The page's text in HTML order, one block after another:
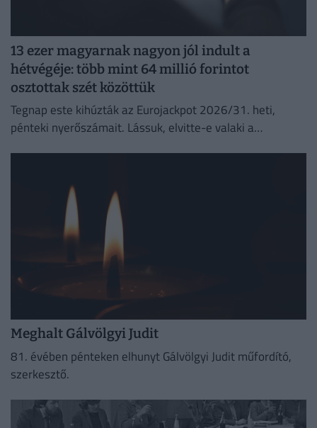
13 ezer magyarnak nagyon jól indult a
hétvégéje: több mint 64 millió forintot
osztottak szét közöttük
Tegnap este kihúzták az Eurojackpot 2026/31. heti,
pénteki nyerőszámait. Lássuk, elvitte-e valaki a
Meghalt Gálvölgyi Judit
81. évében pénteken elhunyt Gálvölgyi Judit műfordító,
szerkesztő.